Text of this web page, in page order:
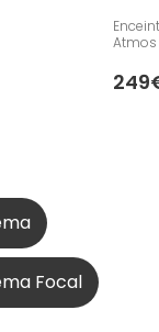
Atmos
Focal